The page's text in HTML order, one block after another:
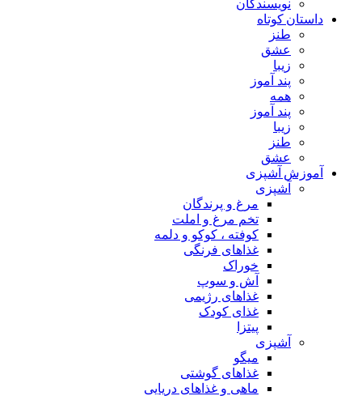
نویسندگان
داستان کوتاه
طنز
عشق
زیبا
پند آموز
همه
پند آموز
زیبا
طنز
عشق
آموزش آشپزی
آشپزی
مرغ و پرندگان
تخم مرغ و املت
کوفته ، کوکو و دلمه
غذاهای فرنگی
خوراک
آش و سوپ
غذاهای رژیمی
غذای کودک
پیتزا
آشپزی
میگو
غذاهای گوشتی
ماهی و غذاهای دریایی